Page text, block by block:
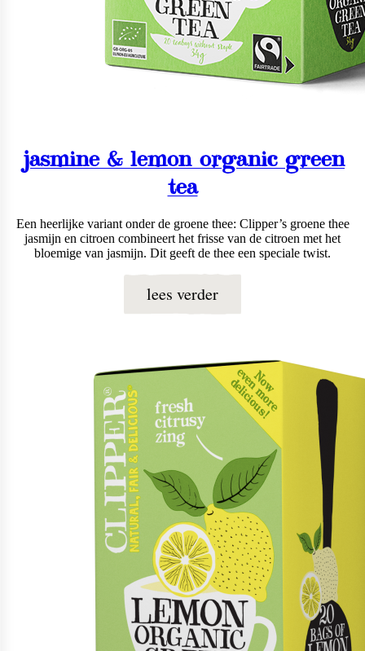
jasmine & lemon organic green
tea
Een heerlijke variant onder de groene thee: Clipper’s groene thee
jasmijn en citroen combineert het frisse van de citroen met het
bloemige van jasmijn. Dit geeft de thee een speciale twist.
lees verder